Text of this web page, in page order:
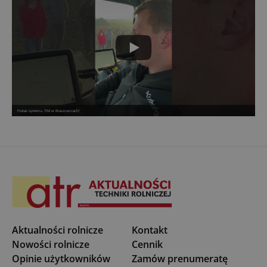
Pokaz systemu TIM w Braszowicach!
Aktualności rolnicze
Nowości rolnicze
Opinie użytkowników
Kontakt
Cennik
Zamów prenumeratę